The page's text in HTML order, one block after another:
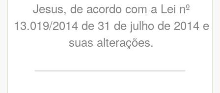
Jesus, de acordo com a Lei nº
13.019/2014 de 31 de julho de 2014 e
suas alterações.